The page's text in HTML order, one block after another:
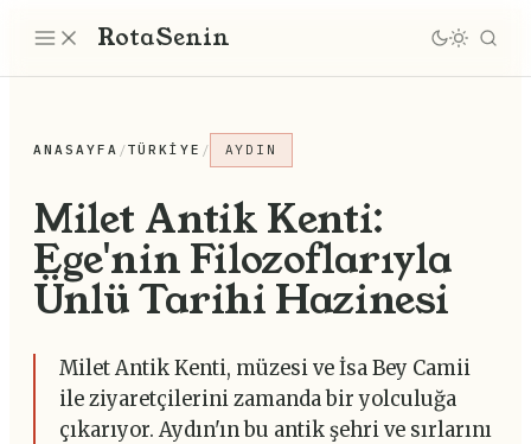
RotaSenin
ANASAYFA /TÜRKIYE / AYDIN
Milet Antik Kenti:
Ege'nin Filozoflarıyla
Ünlü Tarihi Hazinesi
Milet Antik Kenti, müzesi ve İsa Bey Camii
ile ziyaretçilerini zamanda bir yolculuğa
çıkarıyor. Aydın'ın bu antik şehri ve sırlarını